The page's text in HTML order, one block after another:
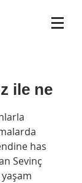
ile ne
has
Sevinç